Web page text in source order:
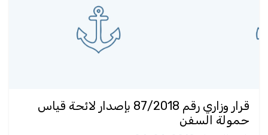
قرار وزاري رقم 87/2018 بإصدار لائحة قياس
حمولة السفن